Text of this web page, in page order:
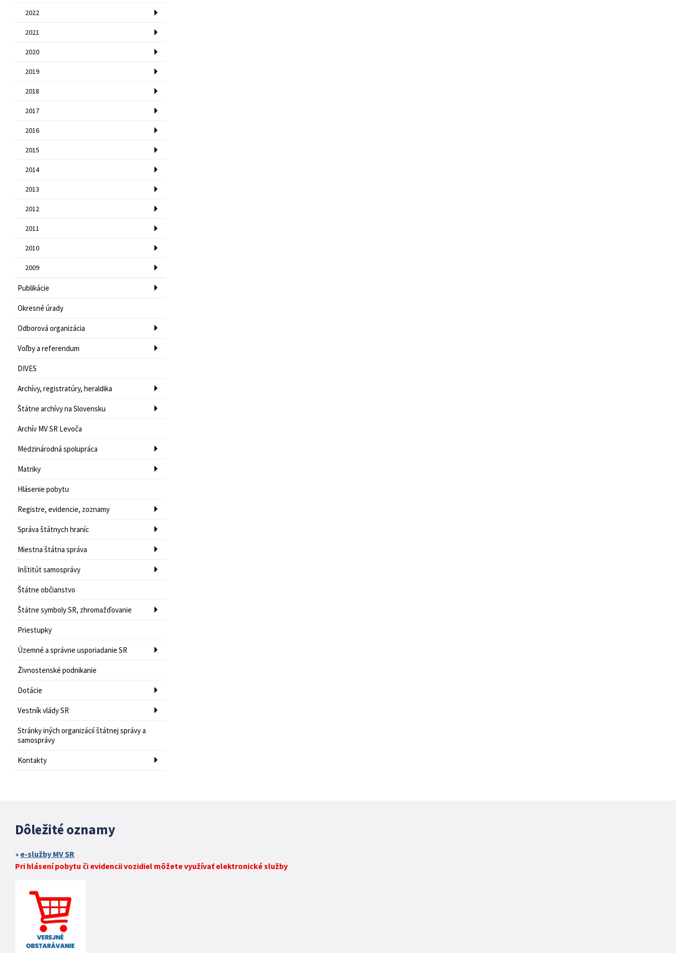
2022
2021
2020
2019
2018
2017
2016
2015
2014
2013
2012
2011
2010
2009
Publikácie
Okresné úrady
Odborová organizácia
Voľby a referendum
DIVES
Archívy, registratúry, heraldika
Štátne archívy na Slovensku
Archív MV SR Levoča
Medzinárodná spolupráca
Matriky
Hlásenie pobytu
Registre, evidencie, zoznamy
Správa štátnych hraníc
Miestna štátna správa
Inštitút samosprávy
Štátne občianstvo
Štátne symboly SR, zhromažďovanie
Priestupky
Územné a správne usporiadanie SR
Živnostenské podnikanie
Dotácie
Vestník vlády SR
Stránky iných organizácií štátnej správy a
samosprávy
Kontakty
Dôležité oznamy
e-služby MV SR
Pri hlásení pobytu či evidencii vozidiel môžete využívať elektronické služby